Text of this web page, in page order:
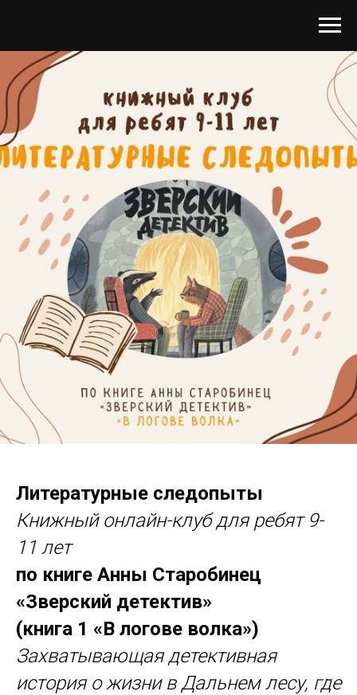
Литературные следопыты
Книжный онлайн-клуб для ребят 9-
11 лет
по книге Анны Старобинец
«Зверский детектив»
(книга 1 «В логове волка»)
Захватывающая детективная
история о жизни в Дальнем лесу, где